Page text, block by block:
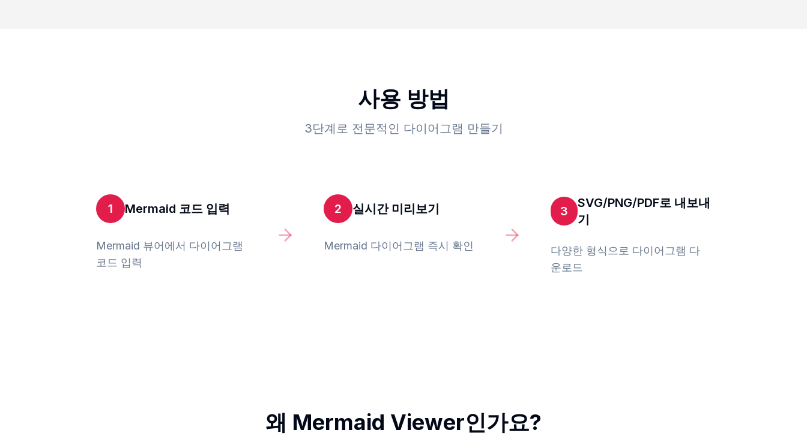
사용 방법
3단계로 전문적인 다이어그램 만들기
1 Mermaid 코드 입력
Mermaid 뷰어에서 다이어그램
코드 입력
2 실시간 미리보기
Mermaid 다이어그램 즉시 확인
3
SVG/PNG/PDF로 내보내
기
다양한 형식으로 다이어그램 다
운로드
왜 Mermaid Viewer인가요?